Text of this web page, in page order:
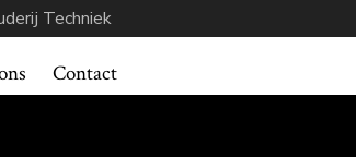
Techniek
Contact